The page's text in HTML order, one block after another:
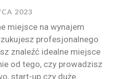
2023
miejsce na wynajem
profesjonalnego
znaleźć idealne miejsce
od tego, czy prowadzisz
start-up czy duże…